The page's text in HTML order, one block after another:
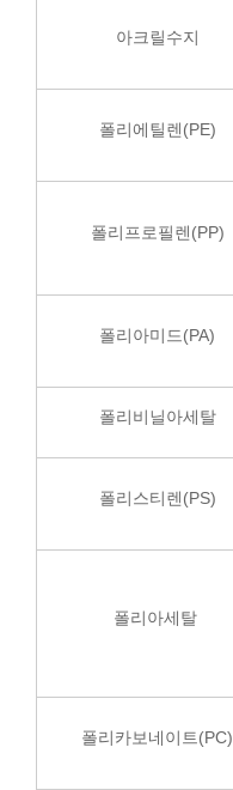
아크릴수지
폴리에틸렌(PE)
폴리프로필렌(PP)
폴리아미드(PA)
폴리비닐아세탈
폴리스티렌(PS)
폴리아세탈
폴리카보네이트(PC)